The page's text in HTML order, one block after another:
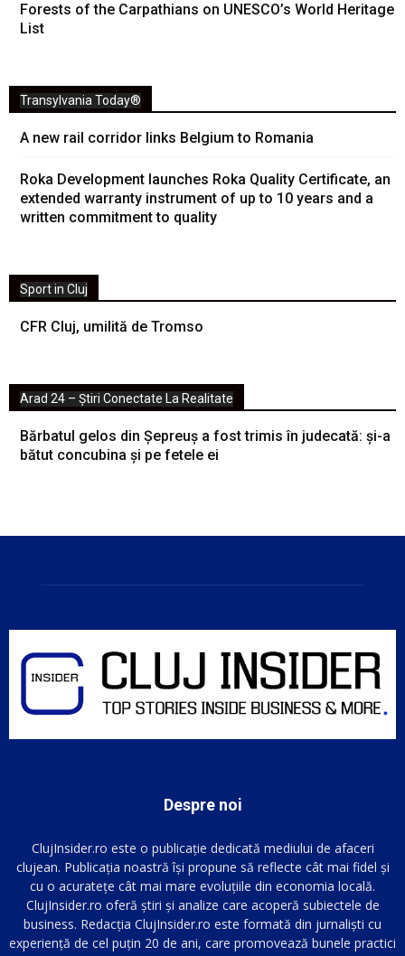
Forests of the Carpathians on UNESCO’s World Heritage
List
Transylvania Today®
A new rail corridor links Belgium to Romania
Roka Development launches Roka Quality Certificate, an
extended warranty instrument of up to 10 years and a
written commitment to quality
Sport in Cluj
CFR Cluj, umilită de Tromso
Arad 24 – Știri Conectate La Realitate
Bărbatul gelos din Șepreuș a fost trimis în judecată: și-a
bătut concubina și pe fetele ei
Despre noi
ClujInsider.ro este o publicație dedicată mediului de afaceri
clujean. Publicația noastră își propune să reflecte cât mai fidel și
cu o acuratețe cât mai mare evoluțiile din economia locală.
ClujInsider.ro oferă știri și analize care acoperă subiectele de
business. Redacția ClujInsider.ro este formată din jurnaliști cu
experiență de cel puțin 20 de ani, care promovează bunele practici